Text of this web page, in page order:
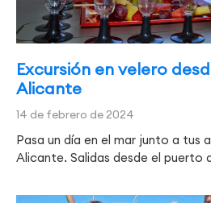
Excursión en velero
Alicante
14 de febrero de 2024
Pasa un día en el mar junto a tus
Alicante. Salidas desde el puerto